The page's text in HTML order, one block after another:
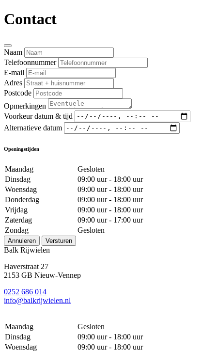
Contact
Naam
Telefoonnummer
E-mail
Adres
Postcode
Opmerkingen
Voorkeur datum & tijd
Alternatieve datum
Openingstijden
Maandag
Gesloten
Dinsdag
09:00 uur - 18:00 uur
Woensdag
09:00 uur - 18:00 uur
Donderdag
09:00 uur - 18:00 uur
Vrijdag
09:00 uur - 18:00 uur
Zaterdag
09:00 uur - 17:00 uur
Zondag
Gesloten
Annuleren Versturen
Balk Rijwielen
Haverstraat 27
2153 GB Nieuw-Vennep
0252 686 014
info@balkrijwielen.nl
Maandag
Gesloten
Dinsdag
09:00 uur - 18:00 uur
Woensdag
09:00 uur - 18:00 uur